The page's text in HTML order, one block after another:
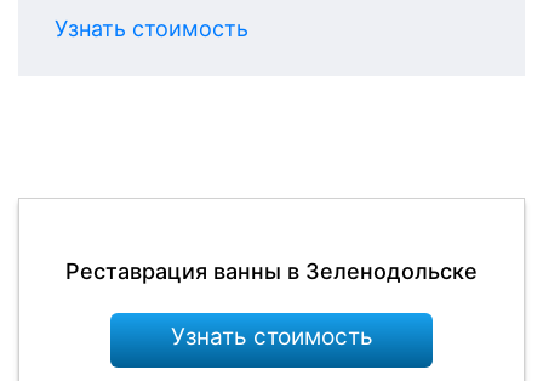
Узнать стоимость
Реставрация ванны в Зеленодольске
Узнать стоимость